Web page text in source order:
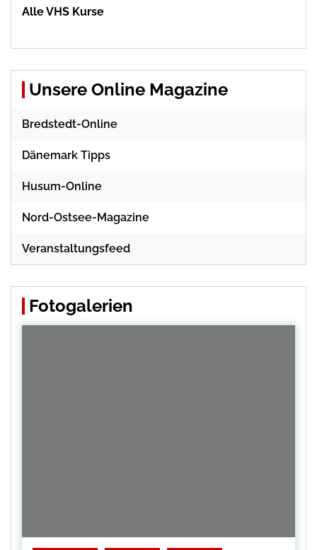
Alle VHS Kurse
Unsere Online Magazine
Bredstedt-Online
Dänemark Tipps
Husum-Online
Nord-Ostsee-Magazine
Veranstaltungsfeed
Fotogalerien